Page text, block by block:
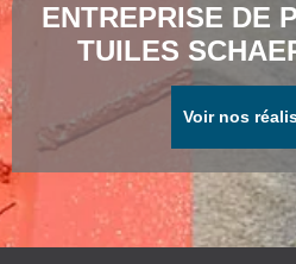
ENTREPRISE DE
TUILES
Voir nos